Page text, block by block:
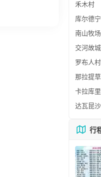
禾木村
库尔德宁
南山牧场
交河故城
罗布人
那拉提
卡拉库
达瓦昆
行